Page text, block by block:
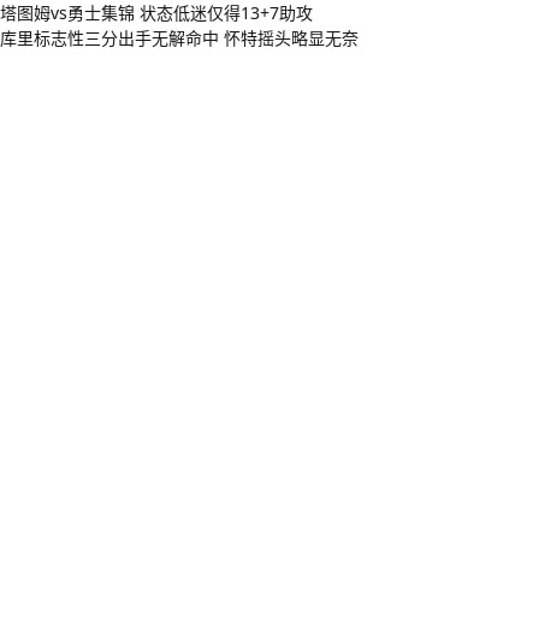
塔图姆vs勇士集锦 状态低迷仅得13+7助攻
库里标志性三分出手无解命中 怀特摇头略显无奈